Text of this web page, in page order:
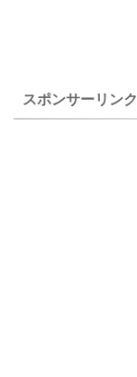
スポンサーリンク